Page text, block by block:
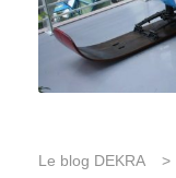
Le blog DEKRA >